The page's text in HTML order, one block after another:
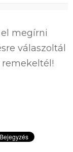
megírni
válaszoltál
remekeltél!